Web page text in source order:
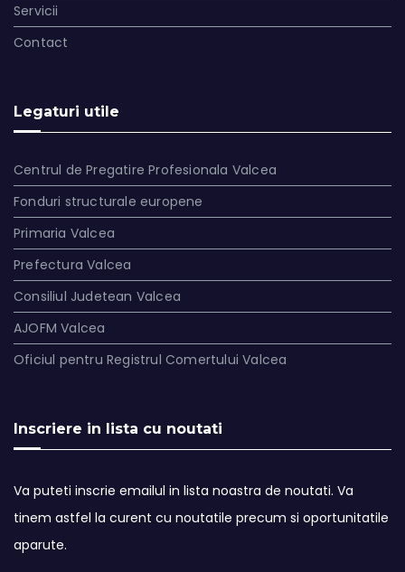
Servicii
Contact
Legaturi utile
Centrul de Pregatire Profesionala Valcea
Fonduri structurale europene
Primaria Valcea
Prefectura Valcea
Consiliul Judetean Valcea
AJOFM Valcea
Oficiul pentru Registrul Comertului Valcea
Inscriere in lista cu noutati
Va puteti inscrie emailul in lista noastra de noutati. Va
tinem astfel la curent cu noutatile precum si oportunitatile
aparute.